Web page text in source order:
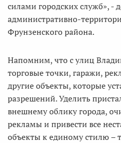
силами городских служб», -
административно-
Фрунзенского района.
Напомним, что с улиц
торговые точки, гаражи,
другие объекты, которые
разрешений. Уделить
внешнему облику города,
рекламы и привести все
объекты к единому стилю –